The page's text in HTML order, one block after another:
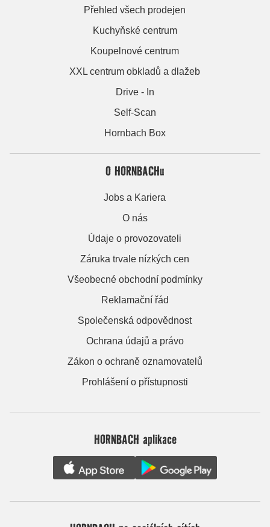
Přehled všech prodejen
Kuchyňské centrum
Koupelnové centrum
XXL centrum obkladů a dlažeb
Drive - In
Self-Scan
Hornbach Box
O HORNBACHu
Jobs a Kariera
O nás
Údaje o provozovateli
Záruka trvale nízkých cen
Všeobecné obchodní podmínky
Reklamační řád
Společenská odpovědnost
Ochrana údajů a právo
Zákon o ochraně oznamovatelů
Prohlášení o přístupnosti
HORNBACH aplikace